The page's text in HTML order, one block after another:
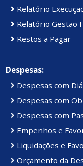
Relatório
Relatório Gestão
Restos a Pagar
Despesas:
Despesas com
Despesas com
Despesas com
Empenhos e
Liquidações e
Orçamento da